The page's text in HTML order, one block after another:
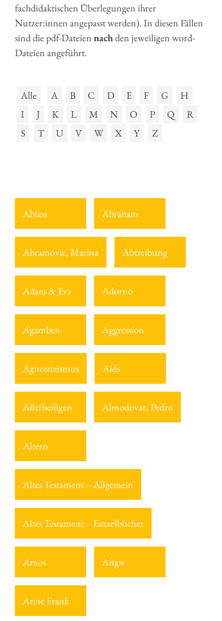
fachdidaktischen Überlegungen ihrer
Nutzer:innen angepasst werden). In diesen Fällen
sind die pdf-Dateiennachden jeweiligen word-
Dateien angeführt.
Alle A B C D E F G
H
I
J K L M N O P Q
R
S
T U V W X Y Z
Ablass Abraham
Abramovic, Marina Abtreibung
Adam & Eva Adorno
Agamben Aggression
Agnostizismus Aids
Allerheiligen Almodovar, Pedro
Altern
Altes Testament – Allgemein
Altes Testament – Einzelbücher
Amos Angst
Anne Frank